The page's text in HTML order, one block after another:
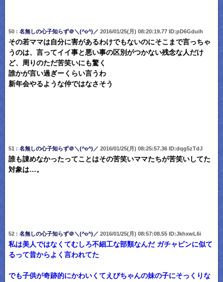
50 : 名無しの心子知らず＠＼(^o^)／ 2016/01/25(月) 08:20:19.77 ID:pD6Gduih
その若ママは自分に害があるわけでもないのにそこまで言っちゃ
うのは、言ってイイ事と悪い事の区別がつかない残念な人だけ
ど、周りのただ苦笑いにも驚く
誰かが言い過ぎーくらい言うわ
新年会やるような仲ではなさそう
51 : 名無しの心子知らず＠＼(^o^)／ 2016/01/25(月) 08:25:57.36 ID:dqg5zTdJ
誰も諌めなかったってことはその苦笑いママたちが苦笑いしてた
対象は…。
52 : 名無しの心子知らず＠＼(^o^)／ 2016/01/25(月) 08:57:08.55 ID:JkhxwL6i
私は美人ではなくてむしろ不細工な部類なんだ ガチャピンに似て
るって昔からよく言われてた
でも子供が奇跡的にかわいくてえびちゃんの妹の子にそっくりな